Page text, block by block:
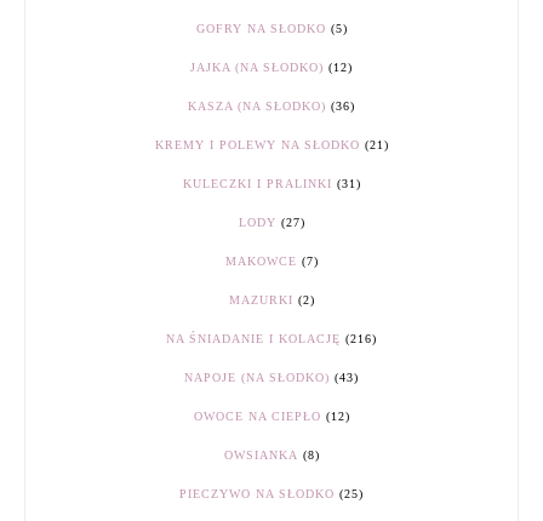
GOFRY NA SŁODKO (5)
JAJKA (NA SŁODKO) (12)
KASZA (NA SŁODKO) (36)
KREMY I POLEWY NA SŁODKO (21)
KULECZKI I PRALINKI (31)
LODY (27)
MAKOWCE (7)
MAZURKI (2)
NA ŚNIADANIE I KOLACJĘ (216)
NAPOJE (NA SŁODKO) (43)
OWOCE NA CIEPŁO (12)
OWSIANKA (8)
PIECZYWO NA SŁODKO (25)